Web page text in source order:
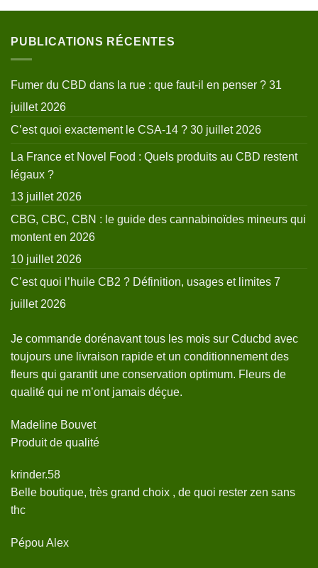
PUBLICATIONS RÉCENTES
Fumer du CBD dans la rue : que faut-il en penser ? 31
juillet 2026
C’est quoi exactement le CSA-14 ? 30 juillet 2026
La France et Novel Food : Quels produits au CBD restent
légaux ?
13 juillet 2026
CBG, CBC, CBN : le guide des cannabinoïdes mineurs qui
montent en 2026
10 juillet 2026
C’est quoi l’huile CB2 ? Définition, usages et limites 7
juillet 2026
Je commande dorénavant tous les mois sur Cducbd avec
toujours une livraison rapide et un conditionnement des
fleurs qui garantit une conservation optimum. Fleurs de
qualité qui ne m’ont jamais déçue.
Madeline Bouvet
Produit de qualité
krinder.58
Belle boutique, très grand choix , de quoi rester zen sans
thc
Pépou Alex